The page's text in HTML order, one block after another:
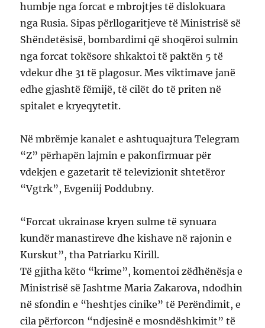
humbje nga forcat e mbrojtjes të dislokuara
nga Rusia. Sipas përllogaritjeve të Ministrisë së
Shëndetësisë, bombardimi që shoqëroi sulmin
nga forcat tokësore shkaktoi të paktën 5 të
vdekur dhe 31 të plagosur. Mes viktimave janë
edhe gjashtë fëmijë, të cilët do të priten në
spitalet e kryeqytetit.
Në mbrëmje kanalet e ashtuquajtura Telegram
“Z” përhapën lajmin e pakonfirmuar për
vdekjen e gazetarit të televizionit shtetëror
“Vgtrk”, Evgeniij Poddubny.
“Forcat ukrainase kryen sulme të synuara
kundër manastireve dhe kishave në rajonin e
Kurskut”, tha Patriarku Kirill.
Të gjitha këto “krime”, komentoi zëdhënësja e
Ministrisë së Jashtme Maria Zakarova, ndodhin
në sfondin e “heshtjes cinike” të Perëndimit, e
cila përforcon “ndjesinë e mosndëshkimit” të